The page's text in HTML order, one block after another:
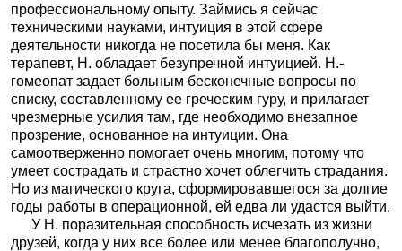
профессиональному опыту. Займись я сейчас
техническими науками, интуиция в этой сфере
деятельности никогда не посетила бы меня. Как
терапевт, Н. обладает безупречной интуицией. Н.-
гомеопат задает больным бесконечные вопросы по
списку, составленному ее греческим гуру, и прилагает
чрезмерные усилия там, где необходимо внезапное
прозрение, основанное на интуиции. Она
самоотверженно помогает очень многим, потому что
умеет сострадать и страстно хочет облегчить страдания.
Но из магического круга, сформировавшегося за долгие
годы работы в операционной, ей едва ли удастся выйти.
У Н. поразительная способность исчезать из жизни
друзей, когда у них все более или менее благополучно,